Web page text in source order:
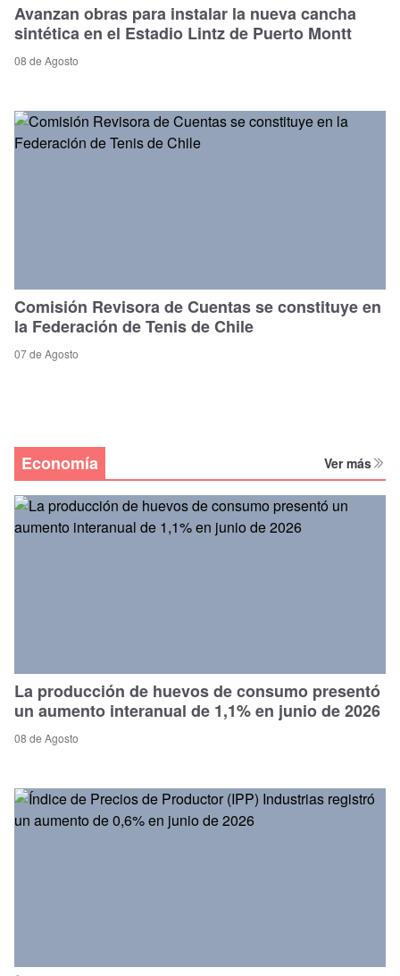
Avanzan obras para instalar la nueva cancha
sintética en el Estadio Lintz de Puerto Montt
08 de Agosto
Comisión Revisora de Cuentas se constituye en
la Federación de Tenis de Chile
07 de Agosto
Economía Ver más
La producción de huevos de consumo presentó
un aumento interanual de 1,1% en junio de 2026
08 de Agosto